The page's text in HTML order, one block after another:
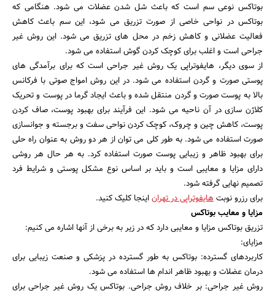
بوتاکس نوعی سم است که باعث شل شدن عضلات می شود. هنگامی که
بوتاکس در نواحی خاصی از صورت تزریق می شود، این سم باعث کاهش
فعالیت عضلانی و کاهش زخم در محل های تزریق می شود. این روش غیر
جراحی است و اغلب برای کوچک کردن گوش استفاده می شود.
از سوی دیگر، هایفوتراپی یک روش غیر جراحی است که برای برآمدگی های
پوستی صورت و گردن استفاده می شود. در این روش امواج صوتی با فرکانس
بالا به پوست صورت و گردن منتقل شده و باعث ایجاد گرما در پوست و تحریک
کلاژن سازی در آن ناحیه می شود. این فرآیند برای بهبود پوست، صاف کردن
پوست، کاهش چین و چروک، کوچک کردن نواحی سفت و برجسته و جوانسازی
صورت استفاده می شود. به طور کلی می توان از هر دو روش به عنوان راه حلی
برای بهبود ظاهر و زیبایی پوست صورت استفاده کرد. به هر حال هر روشی
دارای مزایا و معایبی است و باید بر اساس نوع مشکل پوستی و شرایط فرد
تصمیم نهایی گرفته شود.
برای رزرو نوبتهایفوتراپی در تهراناینجا کلیک کنید.
مزایا و معایب بوتاکس
تزریق بوتاکس مزایا و معایبی دارد که در زیر به برخی از آنها اشاره می کنیم:
مزایای:
کاربردهای گسترده: بوتاکس به طور گسترده در پزشکی و صنعت زیبایی برای
درمان عضلات و بهبود ظاهر اندام ها استفاده می شود.
روش غیر جراحی: بر خلاف روش جراحی. بوتاکس یک روش غیر جراحی برای